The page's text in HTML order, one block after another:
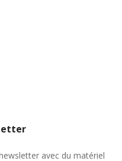
avec du matériel